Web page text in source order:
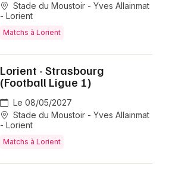
Stade du Moustoir - Yves Allainmat
- Lorient
Matchs à Lorient
Lorient - Strasbourg
(Football Ligue 1)
Le 08/05/2027
Stade du Moustoir - Yves Allainmat
- Lorient
Matchs à Lorient